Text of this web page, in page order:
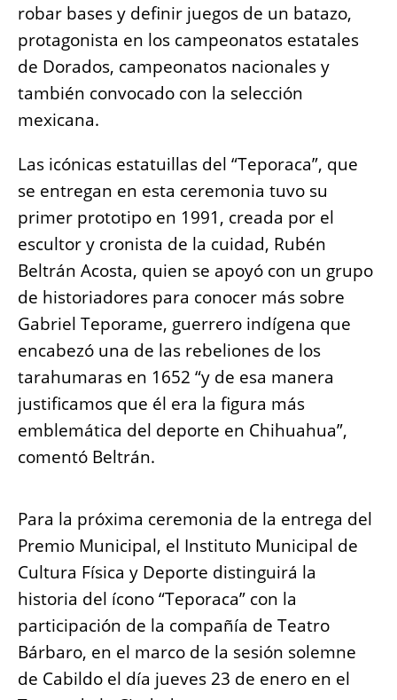
robar bases y definir juegos de un batazo,
protagonista en los campeonatos estatales
de Dorados, campeonatos nacionales y
también convocado con la selección
mexicana.
Las icónicas estatuillas del “Teporaca”, que
se entregan en esta ceremonia tuvo su
primer prototipo en 1991, creada por el
escultor y cronista de la cuidad, Rubén
Beltrán Acosta, quien se apoyó con un grupo
de historiadores para conocer más sobre
Gabriel Teporame, guerrero indígena que
encabezó una de las rebeliones de los
tarahumaras en 1652 “y de esa manera
justificamos que él era la figura más
emblemática del deporte en Chihuahua”,
comentó Beltrán.
Para la próxima ceremonia de la entrega del
Premio Municipal, el Instituto Municipal de
Cultura Física y Deporte distinguirá la
historia del ícono “Teporaca” con la
participación de la compañía de Teatro
Bárbaro, en el marco de la sesión solemne
de Cabildo el día jueves 23 de enero en el